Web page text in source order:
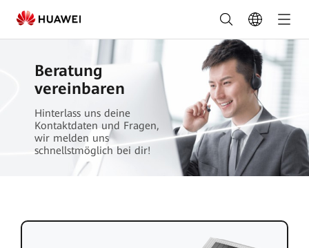
Kontakt
-
FusionSolar
Deutschland
Beratung
vereinbaren
Hinterlass uns deine
Kontaktdaten und Fragen,
wir melden uns
schnellstmöglich bei dir!